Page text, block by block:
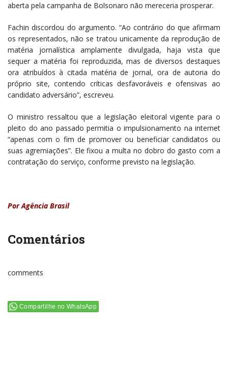
aberta pela campanha de Bolsonaro não mereceria prosperar.
Fachin discordou do argumento. “Ao contrário do que afirmam
os representados, não se tratou unicamente da reprodução de
matéria jornalística amplamente divulgada, haja vista que
sequer a matéria foi reproduzida, mas de diversos destaques
ora atribuídos à citada matéria de jornal, ora de autoria do
próprio site, contendo críticas desfavoráveis e ofensivas ao
candidato adversário”, escreveu.
O ministro ressaltou que a legislação eleitoral vigente para o
pleito do ano passado permitia o impulsionamento na internet
“apenas com o fim de promover ou beneficiar candidatos ou
suas agremiações”. Ele fixou a multa no dobro do gasto com a
contratação do serviço, conforme previsto na legislação.
Por Agência Brasil
Comentários
comments
Compartilhe no WhatsApp